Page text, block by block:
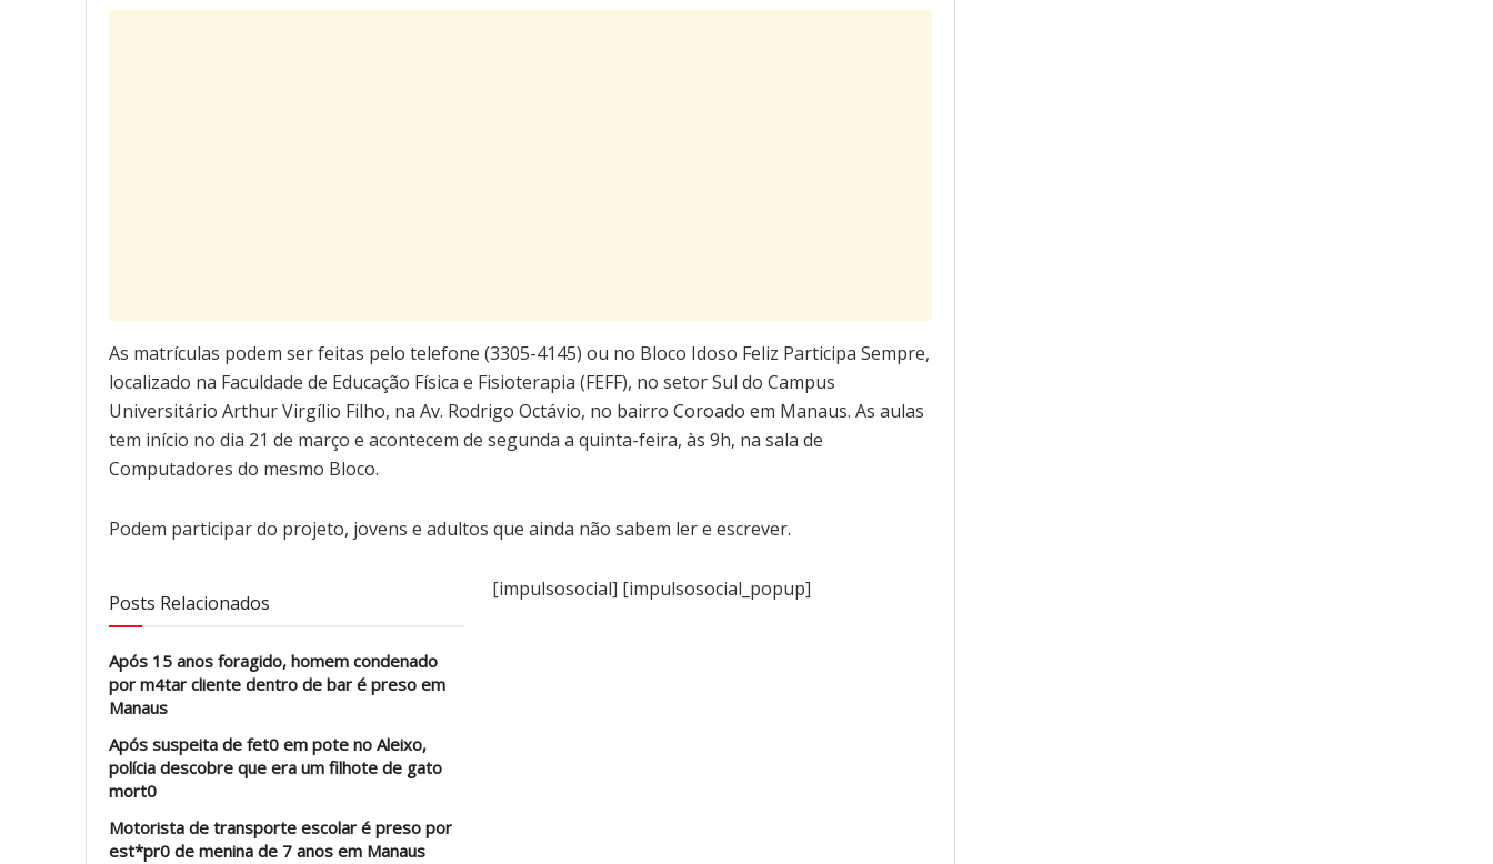
As matrículas podem ser feitas pelo telefone (3305-4145) ou no Bloco Idoso Feliz Participa Sempre,
localizado na Faculdade de Educação Física e Fisioterapia (FEFF), no setor Sul do Campus
Universitário Arthur Virgílio Filho, na Av. Rodrigo Octávio, no bairro Coroado em Manaus. As aulas
tem início no dia 21 de março e acontecem de segunda a quinta-feira, às 9h, na sala de
Computadores do mesmo Bloco.
Podem participar do projeto, jovens e adultos que ainda não sabem ler e escrever.
Posts Relacionados
Após 15 anos foragido, homem condenado
por m4tar cliente dentro de bar é preso em
Manaus
Após suspeita de fet0 em pote no Aleixo,
polícia descobre que era um filhote de gato
mort0
Motorista de transporte escolar é preso por
est*pr0 de menina de 7 anos em Manaus
[impulsosocial] [impulsosocial_popup]